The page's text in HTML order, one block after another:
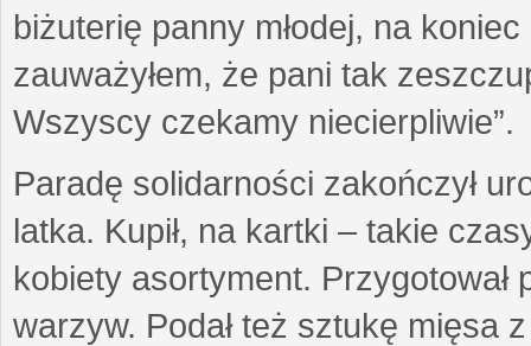
biżuterię panny młodej, na
zauważyłem, że pani tak
Wszyscy czekamy niecierpliwie”.
Paradę solidarności zakończył
latka. Kupił, na kartki – takie
kobiety asortyment. Przygotował
warzyw. Podał też sztukę mięsa